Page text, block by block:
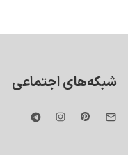
شبکه‌های اجتماعی